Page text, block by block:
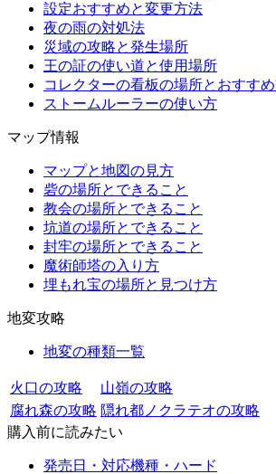
設定おすすめと変更方法
夜の雨の対処法
災域の攻略と発生場所
王の証の使い道と使用場所
コレクターの看板の場所とおすす
ストームルーラーの使い方
マップ情報
マップと地図の見方
砦の場所とできること
教会の場所とできること
坑道の場所とできること
封牢の場所とできること
魔術師塔の入り方
埋もれ宝の場所と見つけ方
地変攻略
地変の種類一覧
火口の攻略
山嶺の攻略
腐れ森の攻略 隠れ都ノクラテオの攻略
購入前に読みたい
発売日・対応機種・ハード